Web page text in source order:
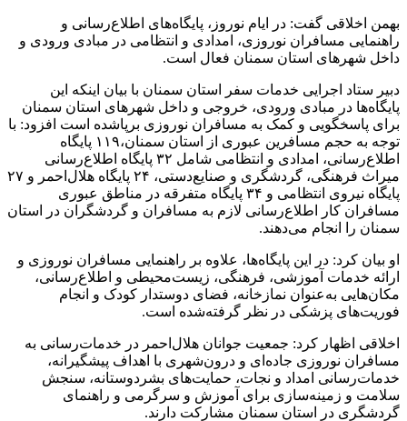
بهمن اخلاقی گفت: در ایام نوروز، پایگاه‌های اطلاع‌رسانی و
راهنمایی مسافران نوروزی، امدادی و انتظامی در مبادی ورودی و
داخل شهرهای استان سمنان فعال است.
دبیر ستاد اجرایی خدمات سفر استان سمنان با بیان اینکه این
پایگاه‌ها در مبادی ورودی، خروجی و داخل شهرهای استان سمنان
برای پاسخگویی و کمک به مسافران نوروزی برپاشده است افزود: با
توجه به حجم مسافرین عبوری از استان سمنان،۱۱۹ پایگاه
اطلاع‌رسانی، امدادی و انتظامی شامل ۳۲ پایگاه اطلاع‌رسانی
میراث فرهنگی، گردشگری و صنایع‌دستی، ۲۴ پایگاه هلال‌احمر و ۲۷
پایگاه نیروی انتظامی و ۳۴ پایگاه متفرقه در مناطق عبوری
مسافران کار اطلاع‌رسانی لازم به مسافران و گردشگران در استان
سمنان را انجام می‌دهند.
او بیان کرد: در این پایگاه‌ها، علاوه‌ بر راهنمایی مسافران نوروزی و
ارائه خدمات آموزشی، فرهنگی، زیست‌محیطی و اطلاع‌رسانی،
مکان‌هایی به‌عنوان نمازخانه، فضای دوستدار کودک و انجام
فوریت‌های پزشکی در نظر گرفته‌شده است.
اخلاقی اظهار کرد: جمعیت جوانان هلال‌احمر در خدمات‌رسانی به
مسافران نوروزی جاده‌ای و درون‌شهری با اهداف پیشگیرانه،
خدمات‌رسانی امداد و نجات، حمایت‌های بشردوستانه، سنجش
سلامت و زمینه‌سازی برای آموزش و سرگرمی و راهنمای
گردشگری در استان سمنان مشارکت دارند.